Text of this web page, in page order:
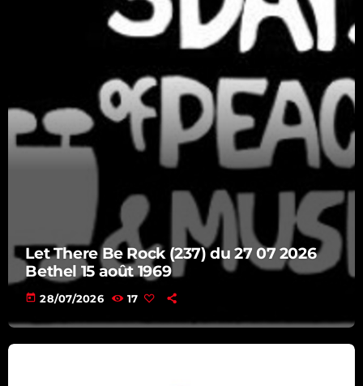
Infos & Reportages
La Promenade Musicale de Bernard
12:45 - 14:00
Let There Be Rock (237) du 27 07 2026
Bethel 15 août 1969
today 28/07/2026 17